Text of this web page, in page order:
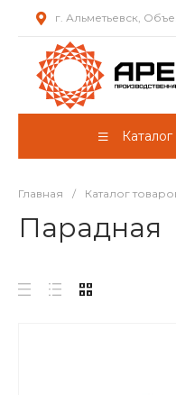
г. Альметьевск,
Главная / Каталог
Парадная